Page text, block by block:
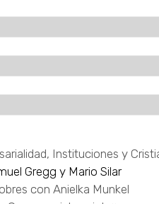
Instituciones y
Gregg y Mario Silar
con Anielka Munkel